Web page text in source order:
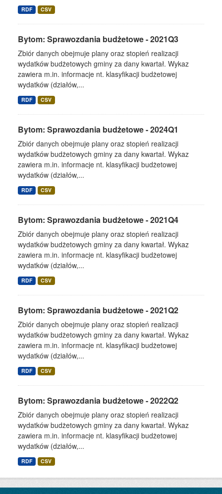
RDF CSV
Bytom: Sprawozdania budżetowe - 2021Q3
Zbiór danych obejmuje plany oraz stopień realizacji
wydatków budżetowych gminy za dany kwartał. Wykaz
zawiera m.in. informacje nt. klasyfikacji budżetowej
wydatków (działów,...
RDF CSV
Bytom: Sprawozdania budżetowe - 2024Q1
Zbiór danych obejmuje plany oraz stopień realizacji
wydatków budżetowych gminy za dany kwartał. Wykaz
zawiera m.in. informacje nt. klasyfikacji budżetowej
wydatków (działów,...
RDF CSV
Bytom: Sprawozdania budżetowe - 2021Q4
Zbiór danych obejmuje plany oraz stopień realizacji
wydatków budżetowych gminy za dany kwartał. Wykaz
zawiera m.in. informacje nt. klasyfikacji budżetowej
wydatków (działów,...
RDF CSV
Bytom: Sprawozdania budżetowe - 2021Q2
Zbiór danych obejmuje plany oraz stopień realizacji
wydatków budżetowych gminy za dany kwartał. Wykaz
zawiera m.in. informacje nt. klasyfikacji budżetowej
wydatków (działów,...
RDF CSV
Bytom: Sprawozdania budżetowe - 2022Q2
Zbiór danych obejmuje plany oraz stopień realizacji
wydatków budżetowych gminy za dany kwartał. Wykaz
zawiera m.in. informacje nt. klasyfikacji budżetowej
wydatków (działów,...
RDF CSV